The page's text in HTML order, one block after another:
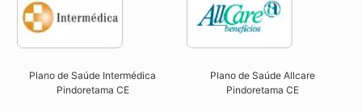
Plano de Saúde Intermédica
Pindoretama CE​
Plano de Saúde Allcare
Pindoretama CE​